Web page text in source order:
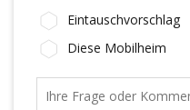
Eintauschvorschlag
Diese Mobilheim